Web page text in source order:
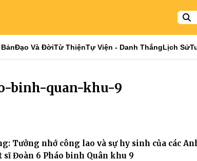
Đạo Và ĐờiTừ ThiệnTự Viện - Danh ThắngLịch Sử
binh-quan-khu-9
Tưởng nhớ công lao và sự hy sinh của các
Đoàn 6 Pháo binh Quân khu 9